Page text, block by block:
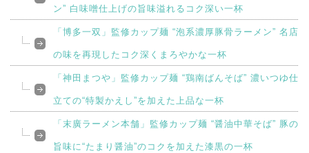
ン” 白味噌仕上げの旨味溢れるコク深い一杯
「博多一双」監修カップ麺 “泡系濃厚豚骨ラーメン” 名店
の味を再現したコク深くまろやかな一杯
「神田まつや」監修カップ麺 “鶏南ばんそば” 濃いつゆ仕
立ての“特製かえし”を加えた上品な一杯
「末廣ラーメン本舗」監修カップ麺 “醤油中華そば” 豚の
旨味に“たまり醤油”のコクを加えた漆黒の一杯